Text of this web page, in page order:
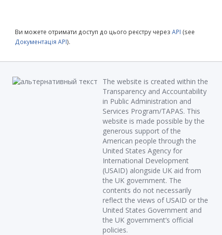
Ви можете отримати доступ до цього реєстру через API (see
Документація API).
The website is created within the
Transparency and Accountability
in Public Administration and
Services Program/TAPAS. This
website is made possible by the
generous support of the
American people through the
United States Agency for
International Development
(USAID) alongside UK aid from
the UK government. The
contents do not necessarily
reflect the views of USAID or the
United States Government and
the UK government’s official
policies.